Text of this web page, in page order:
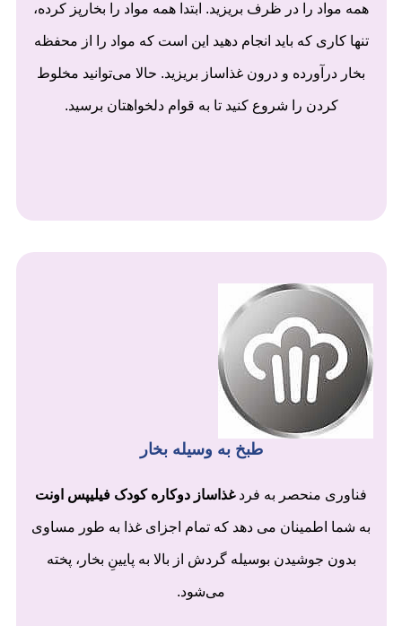
همه مواد را در ظرف بریزید. ابتدا همه مواد را بخارپز کرده،
تنها کاری که باید انجام دهید این است که مواد را از محفظه
بخار درآورده و درون غذاساز بریزید. حالا می‌توانید مخلوط
کردن را شروع کنید تا به قوام دلخواهتان برسید.
طبخ به وسیله بخار
فناوری منحصر به فرد غذاساز دوکاره کودک فیلیپس اونت
به شما اطمینان می دهد که تمام اجزای غذا به طور مساوی
بدون جوشیدن بوسیله گردش از بالا به پایینِ بخار، پخته
می‌شود.